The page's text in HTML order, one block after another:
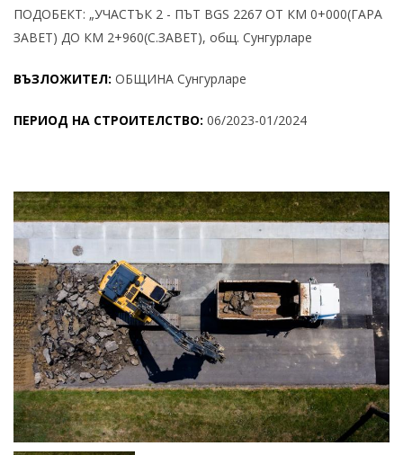
ПОДОБЕКТ: „УЧАСТЪК 2 - ПЪТ BGS 2267 ОТ КМ 0+000(ГАРА
ЗАВЕТ) ДО КМ 2+960(С.ЗАВЕТ), общ. Сунгурларе
ВЪЗЛОЖИТЕЛ: ОБЩИНА Сунгурларе
ПЕРИОД НА СТРОИТЕЛСТВО: 06/2023-01/2024